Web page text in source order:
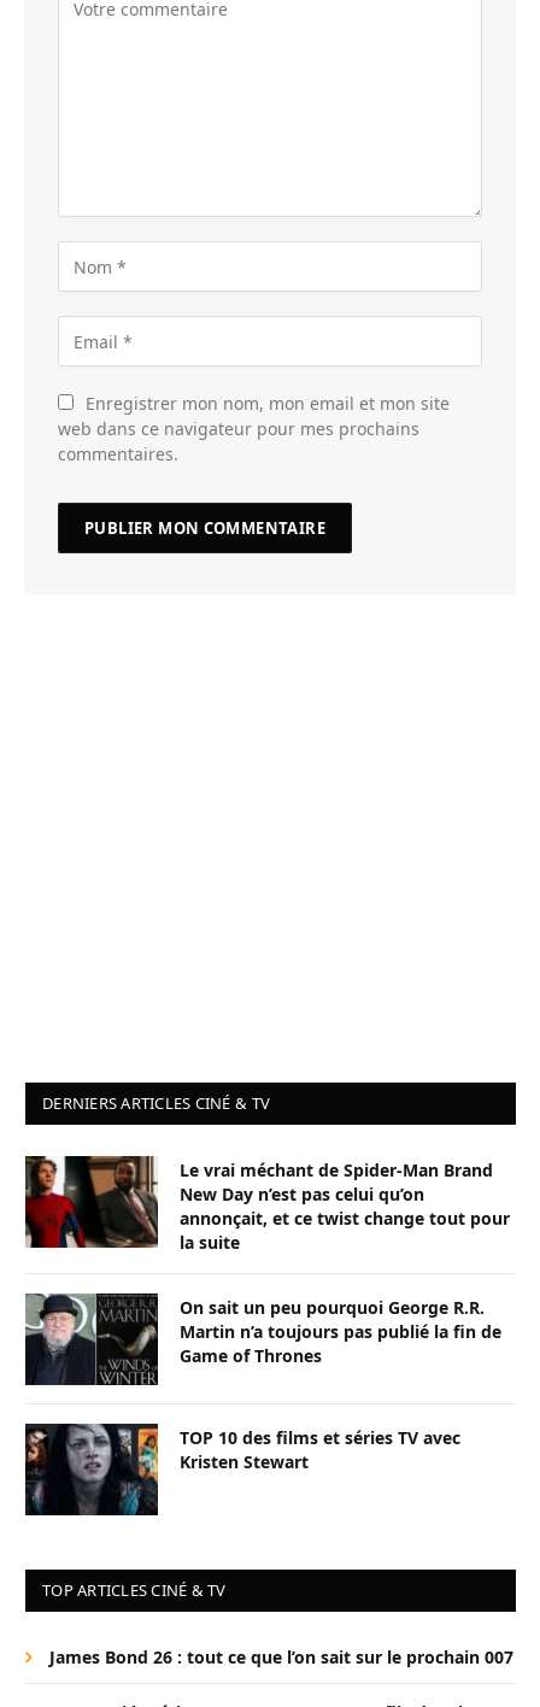
Enregistrer mon nom, mon email et mon site
web dans ce navigateur pour mes prochains
commentaires.
DERNIERS ARTICLES CINÉ & TV
Le vrai méchant de Spider-Man Brand
New Day n’est pas celui qu’on
annonçait, et ce twist change tout pour
la suite
On sait un peu pourquoi George R.R.
Martin n’a toujours pas publié la fin de
Game of Thrones
TOP 10 des films et séries TV avec
Kristen Stewart
TOP ARTICLES CINÉ & TV
James Bond 26 : tout ce que l’on sait sur le prochain 007